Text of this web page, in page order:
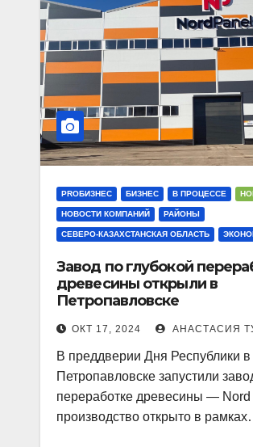
PROБИЗНЕС БИЗНЕС В ПРОЦЕССЕ
НОВОСТИ КОМПАНИЙ РАЙОНЫ
СЕВЕРО-КАЗАХСТАНСКАЯ ОБЛАСТЬ
Завод по глубокой
древесины открыли в
Петропавловске
ОКТ 17, 2024 АНАСТАСИЯ
В преддверии Дня Республики в
Петропавловске запустили
переработке древесины —
производство открыто в